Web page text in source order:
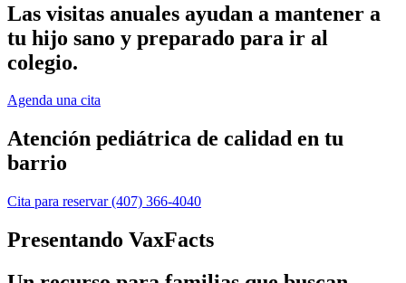
Las visitas anuales ayudan a mantener a
tu hijo sano y preparado para ir al
colegio.
Agenda una cita
Atención pediátrica de calidad en tu
barrio
Cita para reservar(407) 366-4040
Presentando VaxFacts